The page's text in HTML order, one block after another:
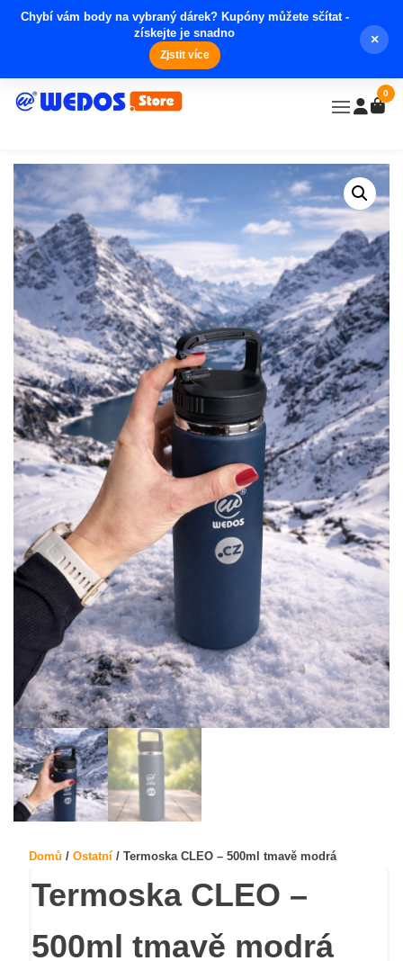
Chybí vám body na vybraný dárek? Kupóny můžete sčítat -
získejte je snadno
Zjstit více
×
0
Domů / Ostatní/ Termoska CLEO – 500ml tmavě modrá
Termoska CLEO –
500ml tmavě modrá